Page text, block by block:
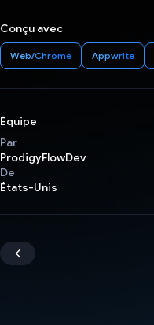
Conçu avec
Web/Chrome Appwrite
Équipe
Par
ProdigyFlowDev
De
États-Unis